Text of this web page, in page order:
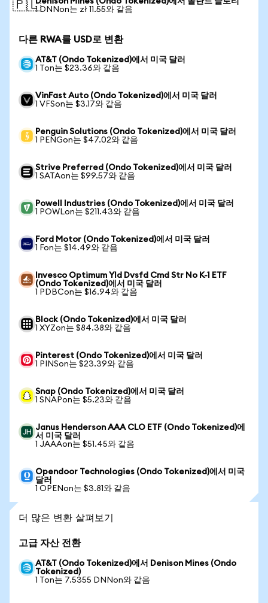
🇵🇱1 DNNon는 zł 11.55와 같음
다른 RWA를 USD로 변환
AT&T (Ondo Tokenized)에서 미국 달러
1 Ton는 $23.36와 같음
VinFast Auto (Ondo Tokenized)에서 미국 달러
1 VFSon는 $3.17와 같음
Penguin Solutions (Ondo Tokenized)에서 미국 달러
1 PENGon는 $47.02와 같음
Strive Preferred (Ondo Tokenized)에서 미국 달러
1 SATAon는 $99.57와 같음
Powell Industries (Ondo Tokenized)에서 미국 달러
1 POWLon는 $211.43와 같음
Ford Motor (Ondo Tokenized)에서 미국 달러
1 Fon는 $14.49와 같음
Invesco Optimum Yld Dvsfd Cmd Str No K-1 ETF
(Ondo Tokenized)에서 미국 달러
1 PDBCon는 $16.94와 같음
Block (Ondo Tokenized)에서 미국 달러
1 XYZon는 $84.38와 같음
Pinterest (Ondo Tokenized)에서 미국 달러
1 PINSon는 $23.39와 같음
Snap (Ondo Tokenized)에서 미국 달러
1 SNAPon는 $5.23와 같음
Janus Henderson AAA CLO ETF (Ondo Tokenized)에
서 미국 달러
1 JAAAon는 $51.45와 같음
Opendoor Technologies (Ondo Tokenized)에서 미국
달러
1 OPENon는 $3.81와 같음
더 많은 변환 살펴보기
고급 자산 전환
AT&T (Ondo Tokenized)에서 Denison Mines (Ondo
Tokenized)
1 Ton는 7.5355 DNNon와 같음